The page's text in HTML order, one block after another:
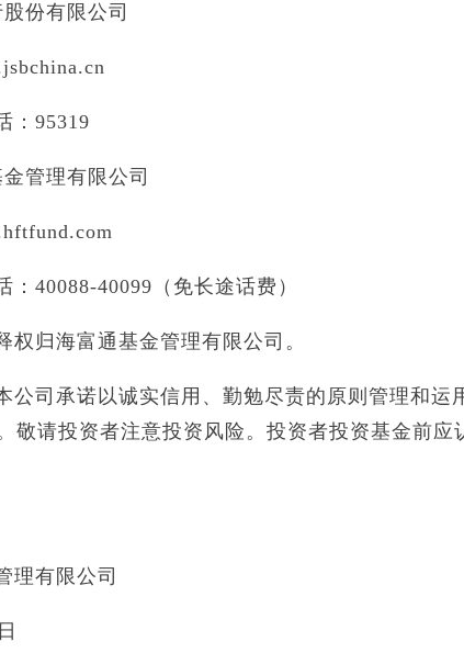
份有限公司
：95319
管理有限公司
：40088-40099（免长途话费）
权归海富通基金管理有限公司。
公司承诺以诚实信用、勤勉尽责的原则管理和
敬请投资者注意投资风险。投资者投资基金前
理有限公司